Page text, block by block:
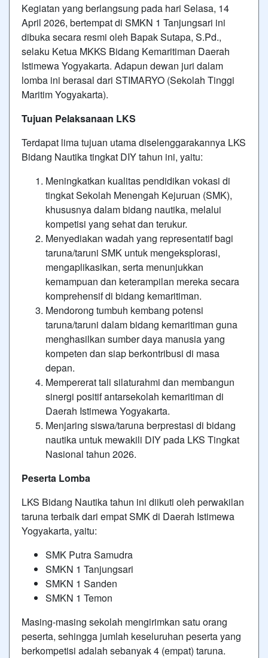
Kegiatan yang berlangsung pada hari Selasa, 14
April 2026, bertempat di SMKN 1 Tanjungsari ini
dibuka secara resmi oleh Bapak Sutapa, S.Pd.,
selaku Ketua MKKS Bidang Kemaritiman Daerah
Istimewa Yogyakarta. Adapun dewan juri dalam
lomba ini berasal dari STIMARYO (Sekolah Tinggi
Maritim Yogyakarta).
Tujuan Pelaksanaan LKS
Terdapat lima tujuan utama diselenggarakannya LKS
Bidang Nautika tingkat DIY tahun ini, yaitu:
Meningkatkan kualitas pendidikan vokasi di
tingkat Sekolah Menengah Kejuruan (SMK),
khususnya dalam bidang nautika, melalui
kompetisi yang sehat dan terukur.
Menyediakan wadah yang representatif bagi
taruna/taruni SMK untuk mengeksplorasi,
mengaplikasikan, serta menunjukkan
kemampuan dan keterampilan mereka secara
komprehensif di bidang kemaritiman.
Mendorong tumbuh kembang potensi
taruna/taruni dalam bidang kemaritiman guna
menghasilkan sumber daya manusia yang
kompeten dan siap berkontribusi di masa
depan.
Mempererat tali silaturahmi dan membangun
sinergi positif antarsekolah kemaritiman di
Daerah Istimewa Yogyakarta.
Menjaring siswa/taruna berprestasi di bidang
nautika untuk mewakili DIY pada LKS Tingkat
Nasional tahun 2026.
Peserta Lomba
LKS Bidang Nautika tahun ini diikuti oleh perwakilan
taruna terbaik dari empat SMK di Daerah Istimewa
Yogyakarta, yaitu:
SMK Putra Samudra
SMKN 1 Tanjungsari
SMKN 1 Sanden
SMKN 1 Temon
Masing-masing sekolah mengirimkan satu orang
peserta, sehingga jumlah keseluruhan peserta yang
berkompetisi adalah sebanyak 4 (empat) taruna.